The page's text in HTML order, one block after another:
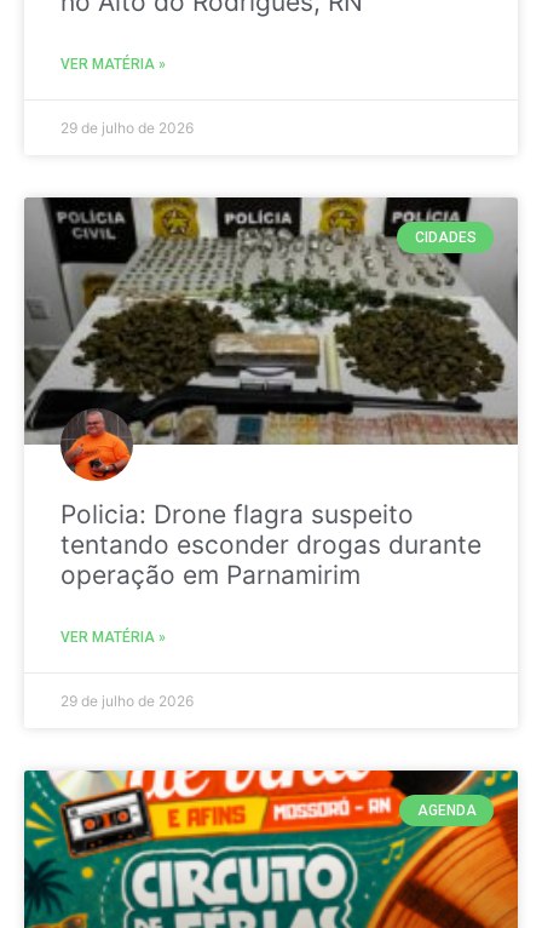
VER MATÉRIA »
29 de julho de 2026
CIDADES
Policia: Drone flagra suspeito
tentando esconder drogas durante
operação em Parnamirim
VER MATÉRIA »
29 de julho de 2026
AGENDA